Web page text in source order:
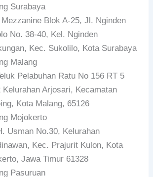
Surabaya
Blok A-25, Jl. Nginden
No. 38-40, Kel. Nginden
Kec. Sukolilo, Kota Surabaya
Malang
Pelabuhan Ratu No 156 RT 5
Kelurahan Arjosari, Kecamatan
Kota Malang, 65126
Mojokerto
Usman No.30, Kelurahan
Kec. Prajurit Kulon, Kota
Jawa Timur 61328
Pasuruan